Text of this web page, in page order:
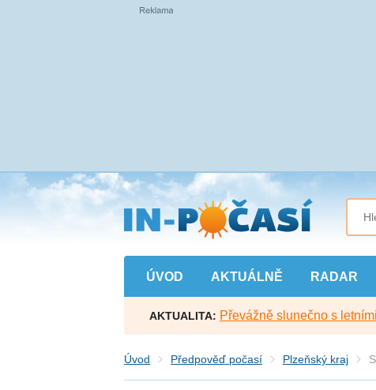
Přejít
na
hlavní
obsah
ÚVOD AKTUÁLNĚ RADAR
AKTUALITA: Převážně slunečno s
Úvod Předpověď počasí Plzeňský kraj